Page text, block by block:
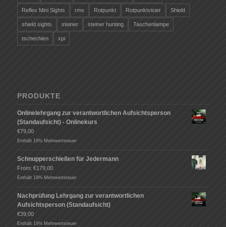
Reflex Mini Sights rms Rotpunkt Rotpunktvisier Shield
shield sights steiner steiner hunting Taschenlampe
tschechien xpi
PRODUKTE
Onlinelehrgang zur verantwortlichen Aufsichtsperson
(Standaufsicht) - Onlinekurs
€79,00
Enthält 19% Mehrwertsteuer
Schnupperschießen für Jedermann
From: €179,00
Enthält 19% Mehrwertsteuer
Nachprüfung Lehrgang zur verantwortlichen
Aufsichtsperson (Standaufsicht)
€39,00
Enthält 19% Mehrwertsteuer